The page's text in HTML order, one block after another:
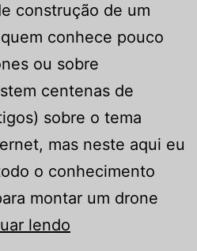
construção de um
conhece pouco
ou sobre
centenas de
sobre o tema
mas neste aqui eu
o conhecimento
montar um drone
lendo